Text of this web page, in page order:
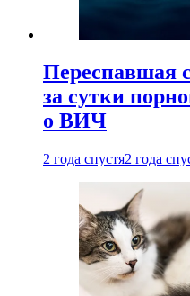
Переспавшая
за сутки
о ВИЧ
2 года спустя2 года